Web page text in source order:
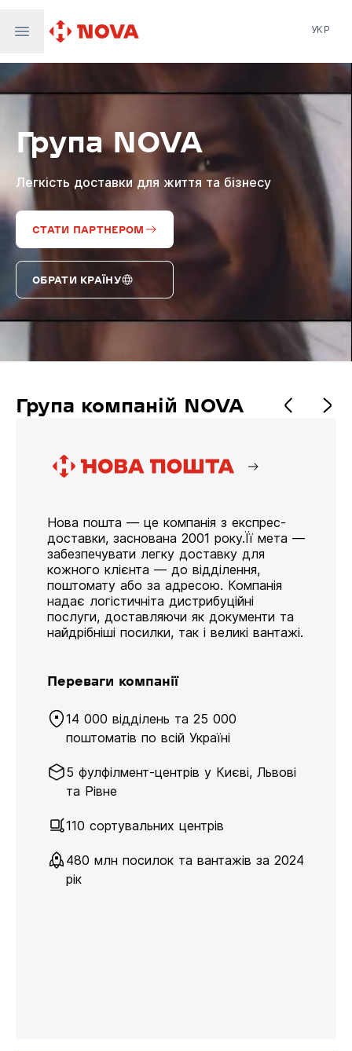
Nova Global
Nova Digital
Supernova Airlines
УКР
Група NOVA
Легкість доставки для життя та бізнесу
СТАТИ ПАРТНЕРОМ
ОБРАТИ КРАЇНУ
Група компаній NOVA
Нова пошта — це компанія з експрес-
доставки, заснована 2001 року.Її мета —
забезпечувати легку доставку для
кожного клієнта — до відділення,
поштомату або за адресою. Компанія
надає логістичніта дистрибуційні
послуги, доставляючи як документи та
найдрібніші посилки, так і великі вантажі.
Переваги компанії
14 000 відділень та 25 000
поштоматів по всій Україні
5 фулфілмент-центрів у Києві, Львові
та Рівне
110 сортувальних центрів
480 млн посилок та вантажів за 2024
рік